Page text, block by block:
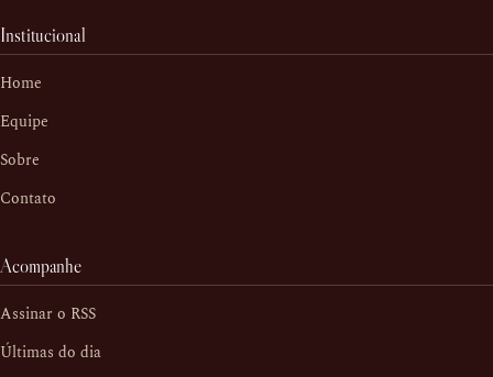
Institucional
Home
Equipe
Sobre
Contato
Acompanhe
Assinar o RSS
Últimas do dia